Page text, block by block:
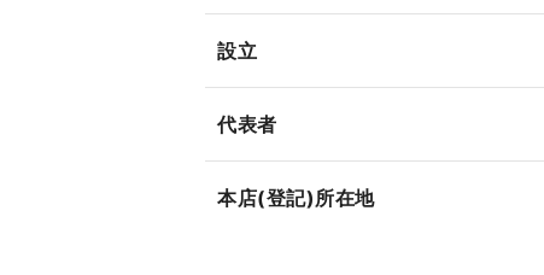
設立
代表者
本店(登記)所在地